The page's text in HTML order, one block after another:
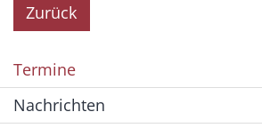
Zurück
Termine
Nachrichten